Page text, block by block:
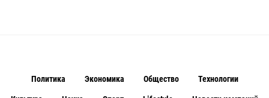
Политика Экономика Общество Технологии